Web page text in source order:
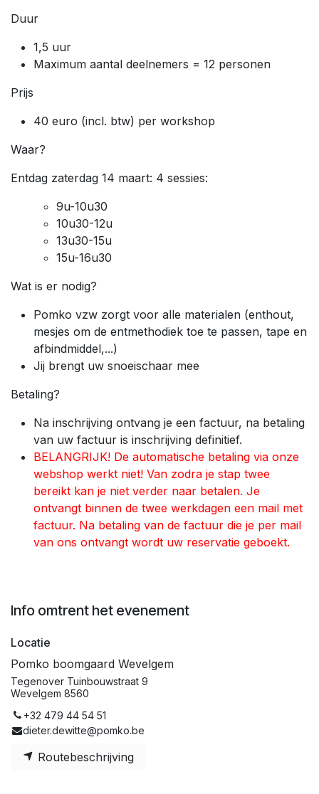
Duur
1,5 uur
Maximum aantal deelnemers = 12 personen
Prijs
40 euro (incl. btw) per workshop
Waar?
Entdag zaterdag 14 maart: 4 sessies:
9u-10u30
10u30-12u
13u30-15u
15u-16u30
Wat is er nodig?
Pomko vzw zorgt voor alle materialen (enthout,
mesjes om de entmethodiek toe te passen, tape en
afbindmiddel,...)
Jij brengt uw snoeischaar mee
Betaling?
Na inschrijving ontvang je een factuur, na betaling
van uw factuur is inschrijving definitief.
BELANGRIJK! De automatische betaling via onze
webshop werkt niet! Van zodra je stap twee
bereikt kan je niet verder naar betalen. Je
ontvangt binnen de twee werkdagen een mail met
factuur. Na betaling van de factuur die je per mail
van ons ontvangt wordt uw reservatie geboekt.
Info omtrent het evenement
Locatie
Pomko boomgaard Wevelgem
Tegenover Tuinbouwstraat 9
Wevelgem 8560
+32 479 44 54 51
dieter.dewitte@pomko.be
Routebeschrijving